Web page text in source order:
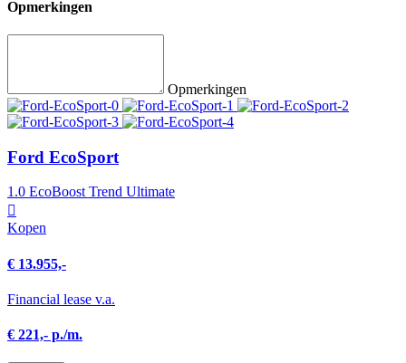
Opmerkingen
Opmerkingen
Ford EcoSport
1.0 EcoBoost Trend Ultimate
Kopen
€ 13.955,-
Financial lease v.a.
€ 221,- p./m.